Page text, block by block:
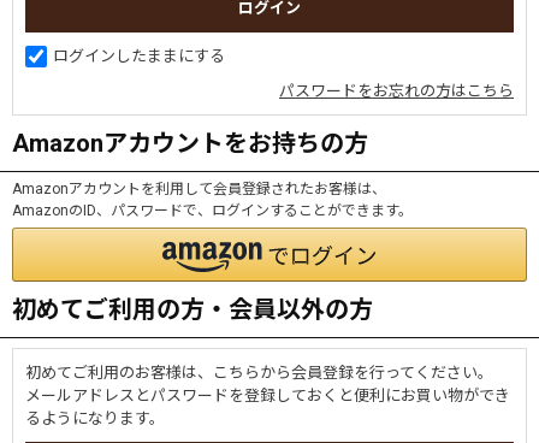
ログインしたままにする
パスワードをお忘れの方はこちら
Amazonアカウントをお持ちの方
Amazonアカウントを利用して会員登録されたお客様は、
AmazonのID、パスワードで、ログインすることができます。
初めてご利用の方・会員以外の方
初めてご利用のお客様は、こちらから会員登録を行ってください。
メールアドレスとパスワードを登録しておくと便利にお買い物ができ
るようになります。